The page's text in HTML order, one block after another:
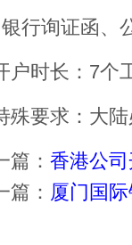
行询证函、
户时长：7个
殊要求：大
篇： 香港公
篇： 厦门国